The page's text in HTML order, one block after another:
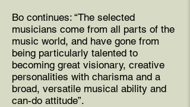
Bo continues: “The selected
musicians come from all parts of the
music world, and have gone from
being particularly talented to
becoming great visionary, creative
personalities with charisma and a
broad, versatile musical ability and
can-do attitude”.